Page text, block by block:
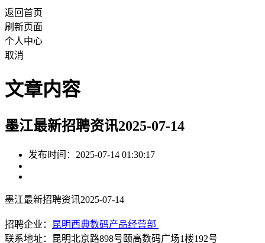
返回首页
刷新页面
个人中心
取消
文章内容
墨江最新招聘资讯2025-07-14
发布时间：2025-07-14 01:30:17
墨江最新招聘资讯2025-07-14
招聘企业：
昆明西典数码产品经营部
联系地址：昆明北京路898号颐高数码广场1楼192号